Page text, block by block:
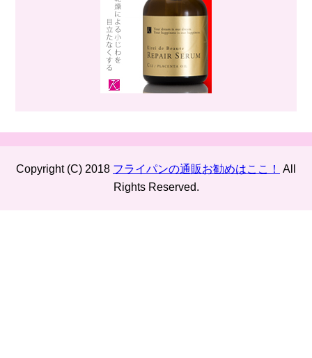
Copyright (C) 2018 フライパンの通販お勧めはここ！
All
Rights Reserved.